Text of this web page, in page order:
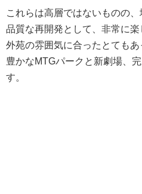
これらは高層ではないものの
品質な再開発として、非常に
外苑の雰囲気に合ったとても
豊かなMTGパークと新劇場、
す。